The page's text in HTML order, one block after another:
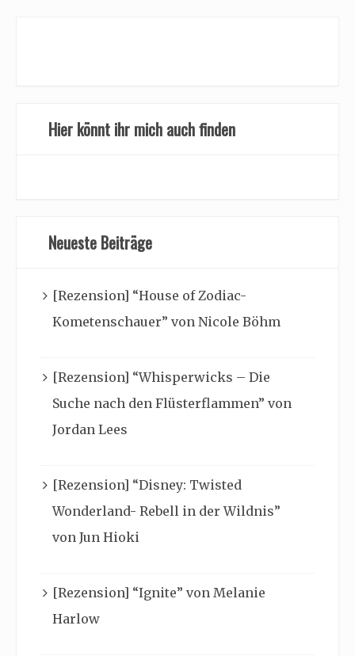
Hier könnt ihr mich auch finden
Neueste Beiträge
[Rezension] “House of Zodiac-
Kometenschauer” von Nicole Böhm
[Rezension] “Whisperwicks – Die
Suche nach den Flüsterflammen” von
Jordan Lees
[Rezension] “Disney: Twisted
Wonderland- Rebell in der Wildnis”
von Jun Hioki
[Rezension] “Ignite” von Melanie
Harlow